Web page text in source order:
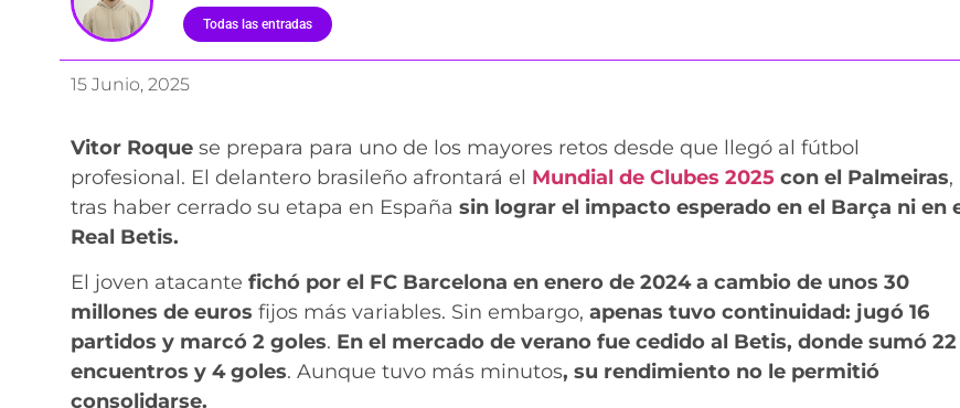
Todas las entradas
15 Junio, 2025
Vitor Roque se prepara para uno de los mayores retos desde que llegó al fútbol
profesional. El delantero brasileño afrontará el Mundial de Clubes 2025con el Palmeiras,
tras haber cerrado su etapa en España sin lograr el impacto esperado en el Barça ni en
Real Betis.
El joven atacante fichó por el FC Barcelona en enero de 2024 a cambio de unos 30
millones de euros fijos más variables. Sin embargo, apenas tuvo continuidad: jugó 16
partidos y marcó 2 goles. En el mercado de verano fue cedido al Betis, donde sumó 22
encuentros y 4 goles. Aunque tuvo más minutos, su rendimiento no le permitió
consolidarse.